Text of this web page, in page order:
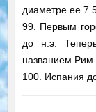
диаметре ее
99. Первым
до н.э.
названием Рим.
100. Испания